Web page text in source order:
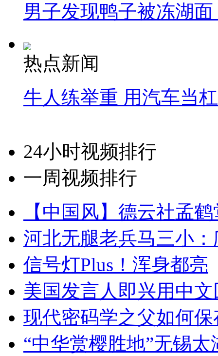
男子发现鸭子被冻湖
热点新闻
牛人练举重 用汽车当
24小时视频排行
一周视频排行
【中国风】德云社孟
河北无腿老兵马三小
信号灯Plus！浑身都亮
美国发言人即兴用中
现代密码学之父如何
“中华赏樱胜地”无锡